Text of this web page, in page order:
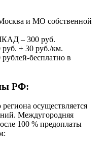
и МО собственной
– 300 руб.
+ 30 руб./км.
бесплатно в
РФ:
осуществляется
Междугородняя
100 % предоплаты